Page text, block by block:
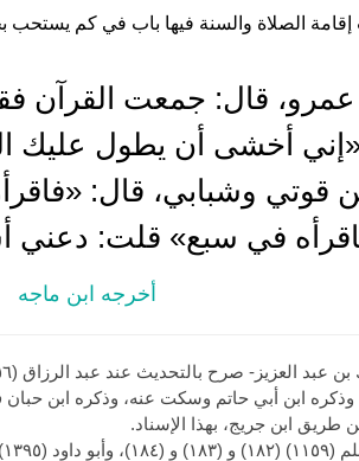
الصلاة والسنة فيها باب في كم يستحب
قال: جمعت القرآن
أخشى أن يطول عليك
قوتي وشبابي، قال:
في سبع» قلت: دعني
أخرجه ابن ماجه
وذكره ابن أبي حاتم وسكت عنه، وذكره ابن حبان